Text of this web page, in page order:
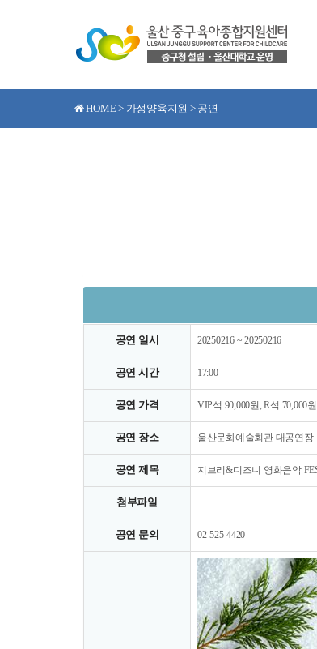
HOME > 가정양육지원 > 공연
공연 일시 20250216 ~ 20250216
공연 시간 17:00
공연 가격 VIP석 90,000원, R석 70,000
공연 장소 울산문화예술회관 대공연장
공연 제목 지브리&디즈니 영화음악
첨부파일
공연 문의 02-525-4420